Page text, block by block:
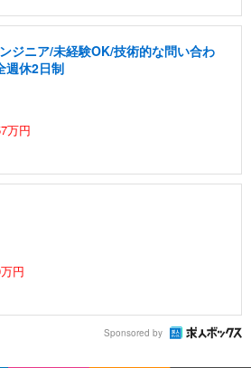
ジニア/未経験OK/技術的な問い合わ
週休2日制
万円
円
Sponsored by